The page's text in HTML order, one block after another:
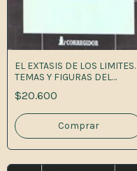
EL EXTASIS DE LOS LIMITES.
TEMAS Y FIGURAS DEL
DECADENTISMO
$20.600